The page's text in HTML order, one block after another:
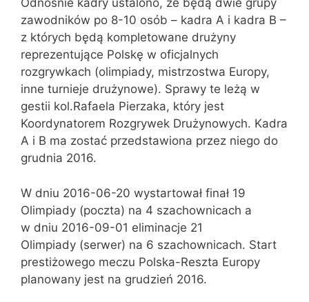
Odnośnie kadry ustalono, że będą dwie grupy
zawodników po 8-10 osób – kadra A i kadra B –
z których będą kompletowane drużyny
reprezentujące Polskę w oficjalnych
rozgrywkach (olimpiady, mistrzostwa Europy,
inne turnieje drużynowe). Sprawy te leżą w
gestii kol.Rafaela Pierzaka, który jest
Koordynatorem Rozgrywek Drużynowych. Kadra
A i B ma zostać przedstawiona przez niego do
grudnia 2016.
W dniu 2016-06-20 wystartował finał 19
Olimpiady (poczta) na 4 szachownicach a
w dniu 2016-09-01 eliminacje 21
Olimpiady (serwer) na 6 szachownicach. Start
prestiżowego meczu Polska-Reszta Europy
planowany jest na grudzień 2016.